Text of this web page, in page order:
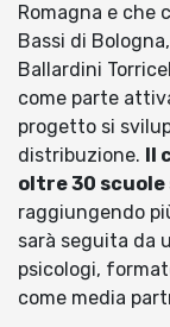
Romagna e che
Bassi di
Ballardini
come parte
progetto si
distribuzione.
oltre 30
raggiungendo
sarà seguita da
psicologi,
come media